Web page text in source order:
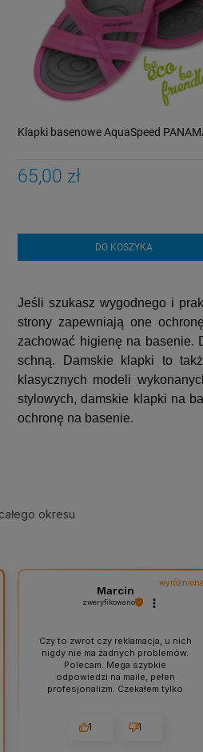
Klapki basenowe AquaSpeed
65,00 zł
DO KOSZYKA
Jeśli szukasz wygodnego i
strony zapewniają one
zachować higienę na basenie.
schną. Damskie klapki to
klasycznych modeli
stylowych, damskie klapki na
ochronę na basenie.
okresu
wyróżniona
Marcin
zweryfikowano
Czy to zwrot czy reklamacja, u nich
nigdy nie ma żadnych problemów.
Polecam. Mega szybkie
odpowiedzi na maile, pełen
profesjonalizm. Czekałem tylko
bardzo wysokim poziomie. Z
1 1